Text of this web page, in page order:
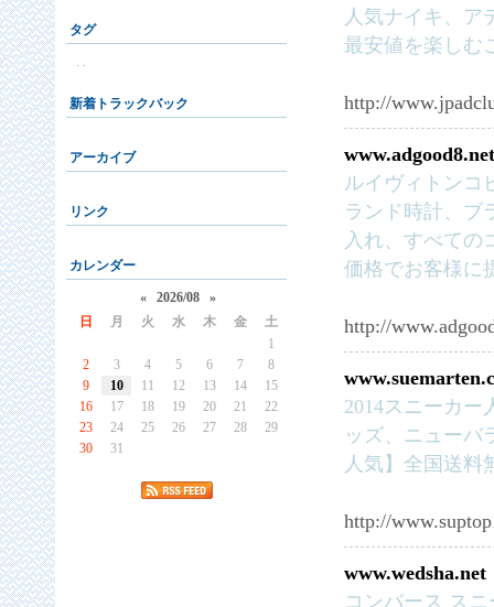
人気ナイキ、ア
最安値を楽しむ
http://
www.adgood8.net
ルイヴィトンコ
ランド時計、ブ
入れ、すべての
価格でお客様に
http://
2014スニーカー
ッズ、ニューバ
人気】全国送料
http://
www.wedsha.net
コンバース ス
タグ
. .
新着トラックバック
アーカイブ
リンク
カレンダー
« 2026/08
»
日
月 火 水 木 金
土
1
2
3 4 5 6 7
8
9
10 11 12 13 14
15
16
17 18 19 20 21
22
23
24 25 26 27 28
29
30
31